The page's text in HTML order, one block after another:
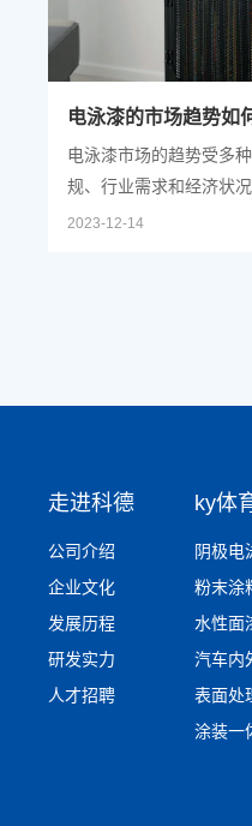
电泳漆的市场趋势如
电泳漆市场的趋势受多
规、行业需求和经济状况
2023-12-14
走进科德
公司介绍
企业文化
发展历程
研发实力
人才招聘
ky体
阴极电
粉末涂
水性面
汽车内
表面处
涂装一